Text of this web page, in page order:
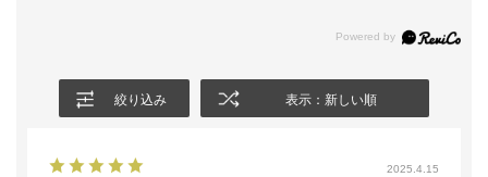
絞り込み 表示：新しい順
2025.4.15